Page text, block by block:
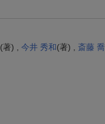
(著) , 今井 秀和(著) , 斎藤 喬